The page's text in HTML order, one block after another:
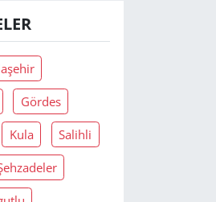
Gördes
Kula Salihli